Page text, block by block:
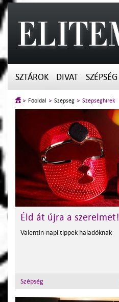
SZTÁROK DIVAT SZÉPSÉG
Főoldal Szépség Szépséghírek
Éld át újra a szerelmet!
Valentin-napi tippek haladóknak
Szépség